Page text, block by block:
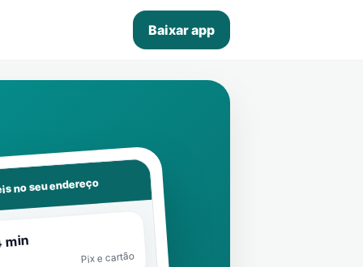
Baixar app
no seu endereço
min
Pix e cartão